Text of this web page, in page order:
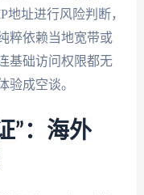
址进行风险判断，
粹依赖当地宽带或
基础访问权限都无
验成空谈。
”：海外